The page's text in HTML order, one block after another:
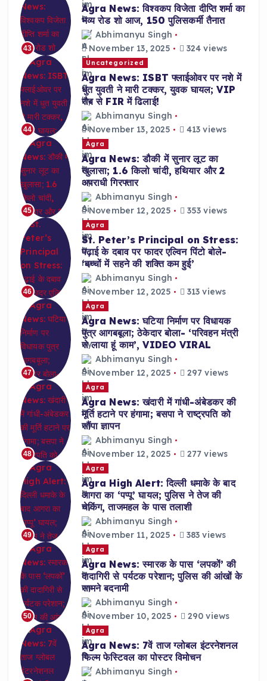
43
Agra News: विश्वकप विजेता दीप्ति शर्मा का
भव्य रोड शो आज, 150 पुलिसकर्मी तैनात
Abhimanyu Singh
November 13, 2025
324 views
44
Uncategorized
Agra News: ISBT फ्लाईओवर पर नशे में
धुत युवती ने मारी टक्कर, युवक घायल; VIP
रौब से FIR में ढिलाई!
Abhimanyu Singh
November 13, 2025
413 views
45
Agra
Agra News: डौकी में सुनार लूट का
खुलासा; 1.6 किलो चांदी, हथियार और 2
अपराधी गिरफ्तार
Abhimanyu Singh
November 12, 2025
353 views
46
Agra
St. Peter’s Principal on Stress:
पढ़ाई के दबाव पर फादर एल्विन पिंटो बोले-
‘बच्चों में सहने की शक्ति कम हुई’
Abhimanyu Singh
November 12, 2025
313 views
47
Agra
Agra News: घटिया निर्माण पर विधायक
पुत्र आगबबूला; ठेकेदार बोला- ‘परिवहन मंत्री
से लाया हूं काम’, VIDEO VIRAL
Abhimanyu Singh
November 12, 2025
297 views
48
Agra
Agra News: खंदारी में गांधी-अंबेडकर की
मूर्ति हटाने पर हंगामा; बसपा ने राष्ट्रपति को
सौंपा ज्ञापन
Abhimanyu Singh
November 12, 2025
277 views
49
Agra
Agra High Alert: दिल्ली धमाके के बाद
आगरा का ‘पप्पू’ घायल; पुलिस ने तेज की
चेकिंग, ताजमहल के पास तलाशी
Abhimanyu Singh
November 11, 2025
383 views
50
Agra
Agra News: स्मारक के पास ‘लपकों’ की
दादागिरी से पर्यटक परेशान; पुलिस की आंखों के
सामने बदनामी
Abhimanyu Singh
November 10, 2025
290 views
Agra
Agra News: 7वें ताज ग्लोबल इंटरनेशनल
फिल्म फेस्टिवल का पोस्टर विमोचन
Abhimanyu Singh